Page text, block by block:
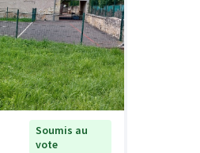
Soumis au
vote